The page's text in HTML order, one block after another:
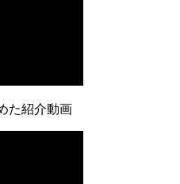
た紹介動画